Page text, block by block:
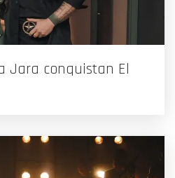
Jara conquistan El